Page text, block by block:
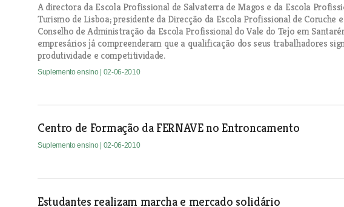
A directora da Escola Profissional de Salvaterra de Magos e da Escola
Turismo de Lisboa; presidente da Direcção da Escola Profissional de Coruche
Conselho de Administração da Escola Profissional do Vale do Tejo em
empresários já compreenderam que a qualificação dos seus trabalhadores
produtividade e competitividade.
Suplemento ensino | 02-06-2010
Centro de Formação da FERNAVE no Entroncamento
Suplemento ensino | 02-06-2010
Estudantes realizam marcha e mercado solidário